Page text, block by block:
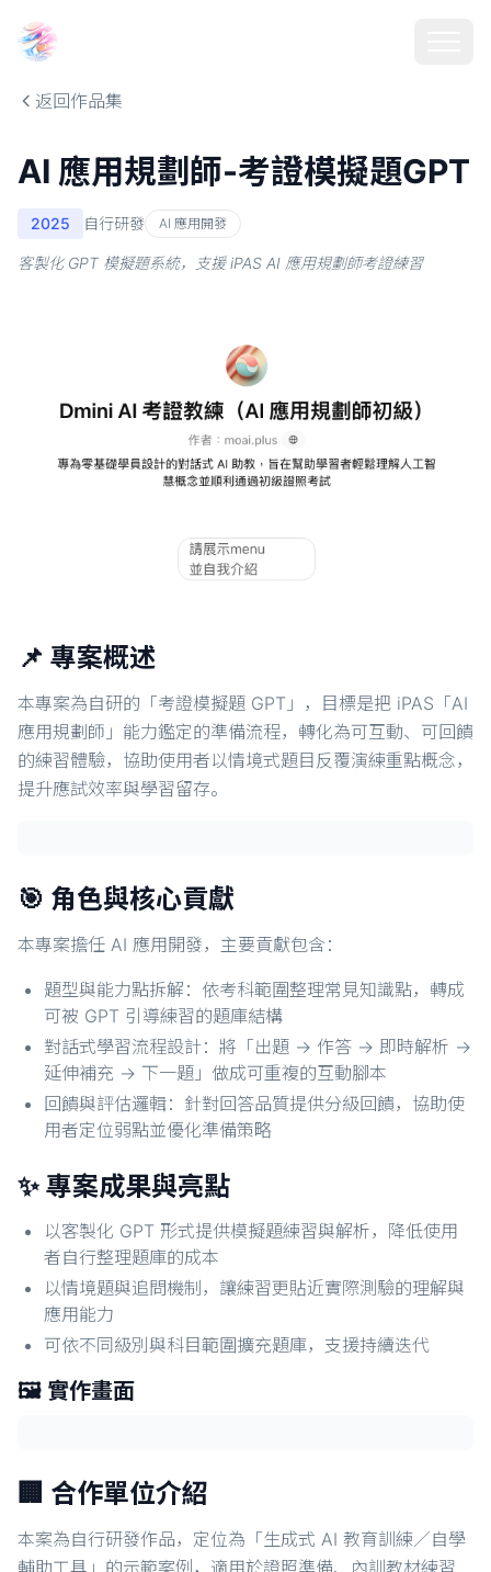
返回作品集
AI 應用規劃師-考證模擬題GPT
2025 自行研發 AI 應用開發
客製化 GPT 模擬題系統，支援 iPAS AI 應用規劃師考證練習
📌 專案概述
本專案為自研的「考證模擬題 GPT」，目標是把 iPAS「AI
應用規劃師」能力鑑定的準備流程，轉化為可互動、可回饋
的練習體驗，協助使用者以情境式題目反覆演練重點概念，
提升應試效率與學習留存。
🎯 角色與核心貢獻
本專案擔任 AI 應用開發，主要貢獻包含：
題型與能力點拆解：依考科範圍整理常見知識點，轉成
可被 GPT 引導練習的題庫結構
對話式學習流程設計：將「出題 → 作答 → 即時解析 →
延伸補充 → 下一題」做成可重複的互動腳本
回饋與評估邏輯：針對回答品質提供分級回饋，協助使
用者定位弱點並優化準備策略
✨ 專案成果與亮點
以客製化 GPT 形式提供模擬題練習與解析，降低使用
者自行整理題庫的成本
以情境題與追問機制，讓練習更貼近實際測驗的理解與
應用能力
可依不同級別與科目範圍擴充題庫，支援持續迭代
🖼️ 實作畫面
🏢 合作單位介紹
本案為自行研發作品，定位為「生成式 AI 教育訓練／自學